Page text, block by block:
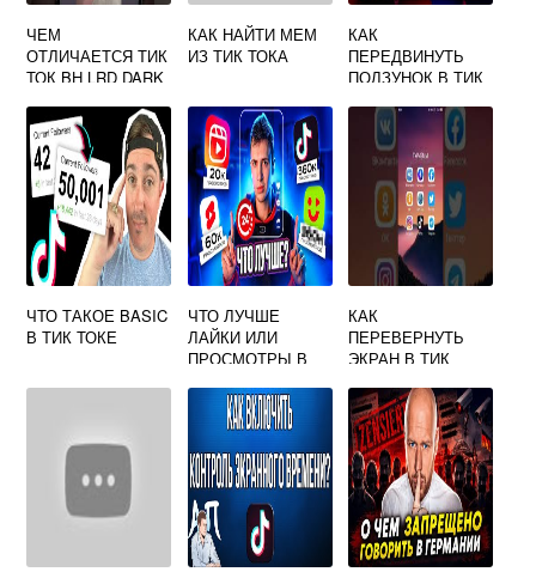
ЧЕМ
ОТЛИЧАЕТСЯ ТИК
ТОК BH LRD DARK
КАК НАЙТИ МЕМ
ИЗ ТИК ТОКА
КАК
ПЕРЕДВИНУТЬ
ПОЛЗУНОК В ТИК
КОМПЬЮТЕРЕ
ЧТО ТАКОЕ BASIC
В ТИК ТОКЕ
ЧТО ЛУЧШЕ
ЛАЙКИ ИЛИ
ПРОСМОТРЫ В
КАК
ПЕРЕВЕРНУТЬ
ЭКРАН В ТИК